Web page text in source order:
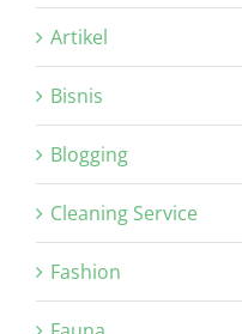
Artikel
Bisnis
Blogging
Cleaning Service
Fashion